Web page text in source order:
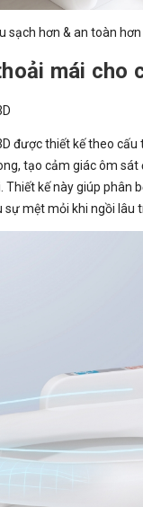
sạch hơn & an toàn hơn
mái cho
được thiết kế theo cấu
tạo cảm giác ôm sát
kế này giúp phân
mệt mỏi khi ngồi lâu